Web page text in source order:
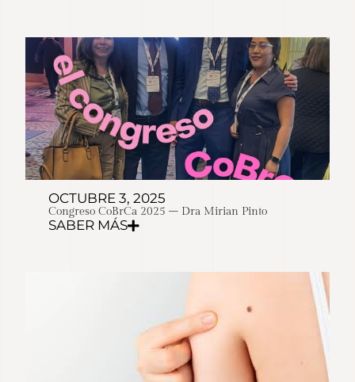
OCTUBRE 3, 2025
Congreso CoBrCa 2025 – Dra Mirian Pinto
SABER MÁS